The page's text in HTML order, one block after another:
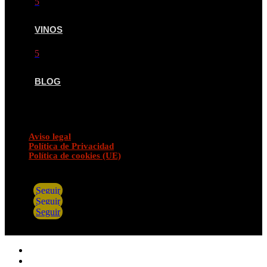
VINOS
5
BLOG
Aviso legal
Política de Privacidad
Política de cookies (UE)
Seguir
Seguir
Seguir